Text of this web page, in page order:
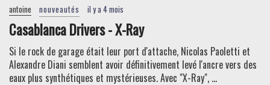
antoine nouveautés il y a 4 mois
Casablanca Drivers - X-Ray
Si le rock de garage était leur port d'attache, Nicolas Paoletti et
Alexandre Diani semblent avoir définitivement levé l'ancre vers des
eaux plus synthétiques et mystérieuses. Avec "X-Ray", ...